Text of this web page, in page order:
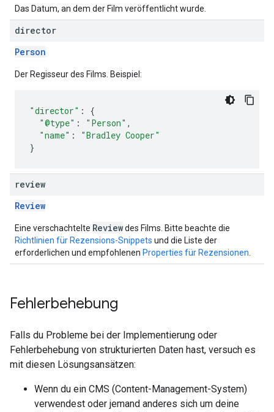
Das Datum, an dem der Film veröffentlicht wurde.
director
Person
Der Regisseur des Films. Beispiel:
"director" :
{
"@type" : "Person" ,
"name" :
"Bradley Cooper"
}
review
Review
Eine verschachtelte Reviewdes Films. Bitte beachte die
Richtlinien für Rezensions-Snippets und die Liste der
erforderlichen und empfohlenen Properties für Rezensionen
Fehlerbehebung
Falls du Probleme bei der Implementierung oder
Fehlerbehebung von strukturierten Daten hast, versuch es
mit diesen Lösungsansätzen:
Wenn du ein CMS (Content-Management-System)
verwendest oder jemand anderes sich um deine